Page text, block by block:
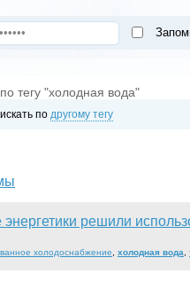
тегу "холодная вода"
по другому тегу
энергетики решили
холодоснабжение холодная вода